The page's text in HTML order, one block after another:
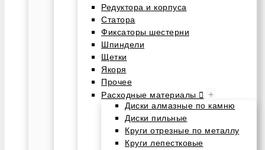
Редуктора и корпуса
Статора
Фиксаторы шестерни
Шпиндели
Щетки
Якоря
Прочее
Расходные материалы
+
Диски алмазные по камню
Диски пильные
Круги отрезные по металлу
Круги лепестковые